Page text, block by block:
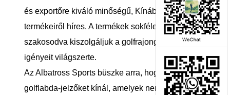
és exportőre kiváló minőségű, Kínában gyártott
termékeiről híres. A termékek sokféleségére
szakosodva kiszolgáljuk a golfrajongók egyedi
igényeit világszerte.
Az Albatross Sports büszke arra, hogy kiváló
golflabda-jelzőket kínál, amelyek nem csak